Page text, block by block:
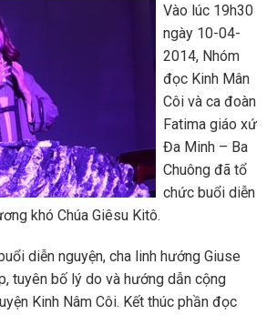
Vào lúc 19h30
ngày 10-04-
2014, Nhóm
đọc Kinh Mân
Côi và ca đoàn
Fatima giáo xứ
Đa Minh – Ba
Chuông đã tổ
chức buổi diễn
khó Chúa Giêsu Kitô.
diễn nguyện, cha linh hướng Giuse
tuyên bố lý do và hướng dẫn cộng
Kinh Nâm Côi. Kết thúc phần đọc